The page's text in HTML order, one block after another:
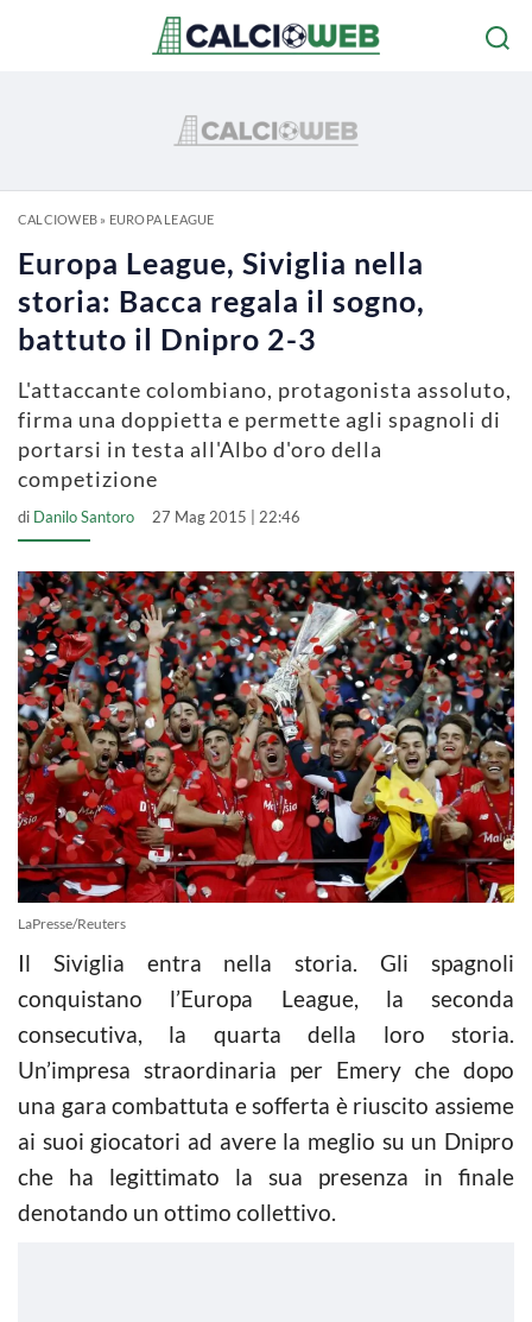
CALCIOWEB» EUROPA LEAGUE
Europa League, Siviglia nella
storia: Bacca regala il sogno,
battuto il Dnipro 2-3
L'attaccante colombiano, protagonista assoluto,
firma una doppietta e permette agli spagnoli di
portarsi in testa all'Albo d'oro della
competizione
di Danilo Santoro 27 Mag 2015 | 22:46
LaPresse/Reuters
Il Siviglia entra nella storia. Gli spagnoli
conquistano l’Europa League, la seconda
consecutiva, la quarta della loro storia.
Un’impresa straordinaria per Emery che dopo
una gara combattuta e sofferta è riuscito assieme
ai suoi giocatori ad avere la meglio su un Dnipro
che ha legittimato la sua presenza in finale
denotando un ottimo collettivo.